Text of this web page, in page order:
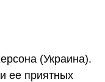
(Украина).
ее приятных